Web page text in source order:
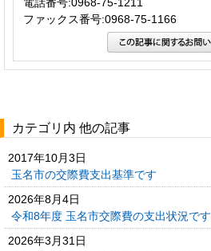
ファックス番号:0968-75-1166
カテゴリ内 他の記事
2017年10月3日
玉名市の交際費支出基準です
2026年8月4日
令和8年度 玉名市交際費の支出状況です
2026年3月31日